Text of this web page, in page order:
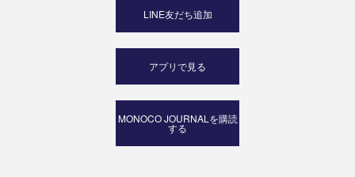
LINE友だち追加
アプリで見る
MONOCO JOURNALを購読
する